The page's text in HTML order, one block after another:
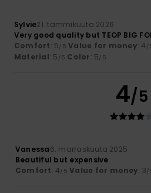
Sylvie21. tammikuuta 2026
Very good quality but TEOP BIG
Comfort: 5/5 Value for money: 4 /
Material: 5 /5 Color: 5/5
4/5
Vanessa6. marraskuuta 2025
Beautiful but expensive
Comfort: 4/5 Value for money: 3/